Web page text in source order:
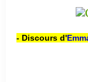
- Discours d'